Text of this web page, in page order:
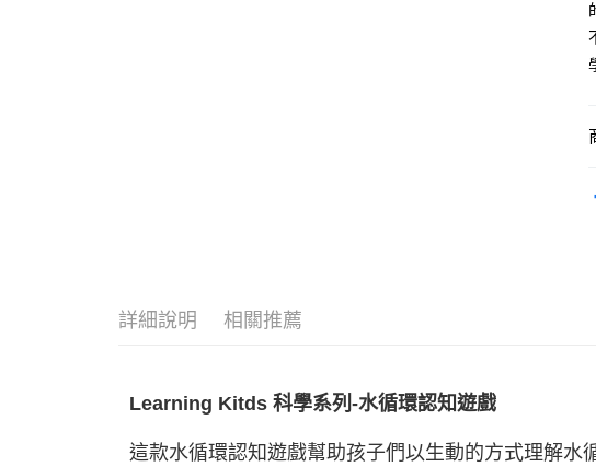
詳細說明 相關推薦
Learning Kitds 科學系列-水循環認知遊戲
這款水循環認知遊戲幫助孩子們以生動的方式理解